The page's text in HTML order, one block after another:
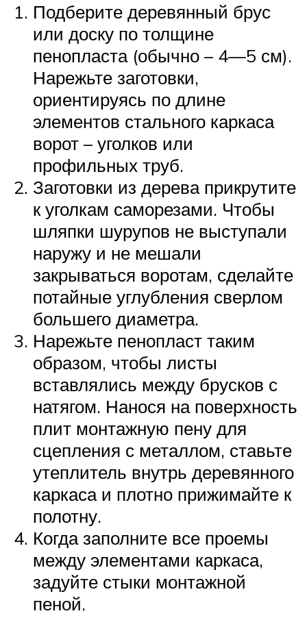
Подберите деревянный брус
или доску по толщине
пенопласта (обычно – 4—5 см).
Нарежьте заготовки,
ориентируясь по длине
элементов стального каркаса
ворот – уголков или
профильных труб.
Заготовки из дерева прикрутите
к уголкам саморезами. Чтобы
шляпки шурупов не выступали
наружу и не мешали
закрываться воротам, сделайте
потайные углубления сверлом
большего диаметра.
Нарежьте пенопласт таким
образом, чтобы листы
вставлялись между брусков с
натягом. Нанося на поверхность
плит монтажную пену для
сцепления с металлом, ставьте
утеплитель внутрь деревянного
каркаса и плотно прижимайте к
полотну.
Когда заполните все проемы
между элементами каркаса,
задуйте стыки монтажной
пеной.